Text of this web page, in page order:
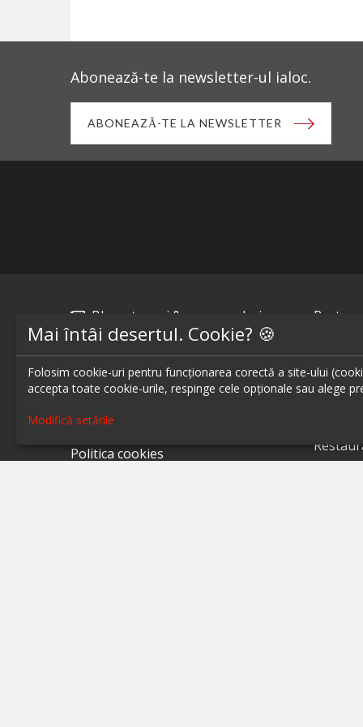
Abonează-te la newsletter-ul ialoc.
ABONEAZĂ-TE LA NEWSLETTER
Blog - topuri & recomandari
Podcast
Scrie-ne pe chat
Confidențialitate
Politica cookies
Mai întâi desertul. Cookie? 🍪
Folosim cookie-uri pentru funcționarea corectă a site-ului
accepta toate cookie-urile, respinge cele opționale sau alege
Modifică setările